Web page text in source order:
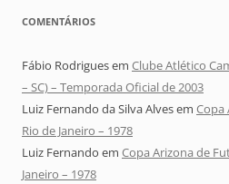
COMENTÁRIOS
Fábio Rodriguesem Clube Atlético
– SC) – Temporada Oficial de 2003
Luiz Fernando da Silva Alvesem Copa
Rio de Janeiro – 1978
Luiz Fernando em Copa Arizona de
Janeiro – 1978